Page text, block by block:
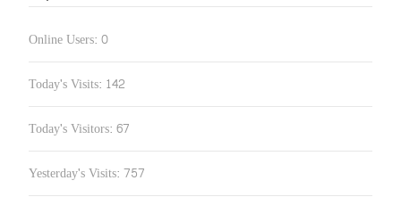
Online Users: 0
Today's Visits: 142
Today's Visitors: 67
Yesterday's Visits: 757